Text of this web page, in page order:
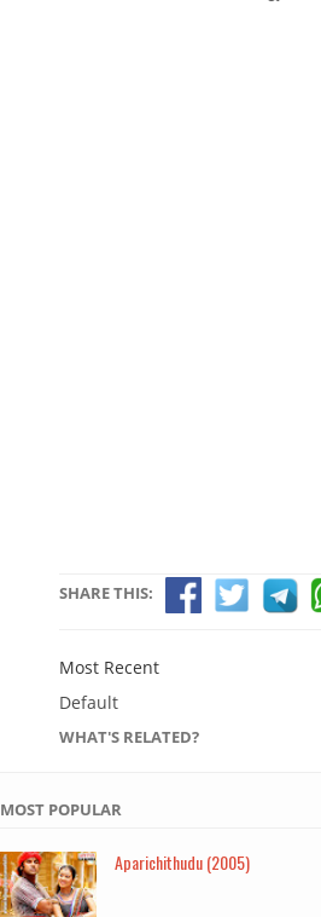
SHARE THIS:
Most Recent
Default
WHAT'S RELATED?
MOST POPULAR
Aparichithudu (2005)